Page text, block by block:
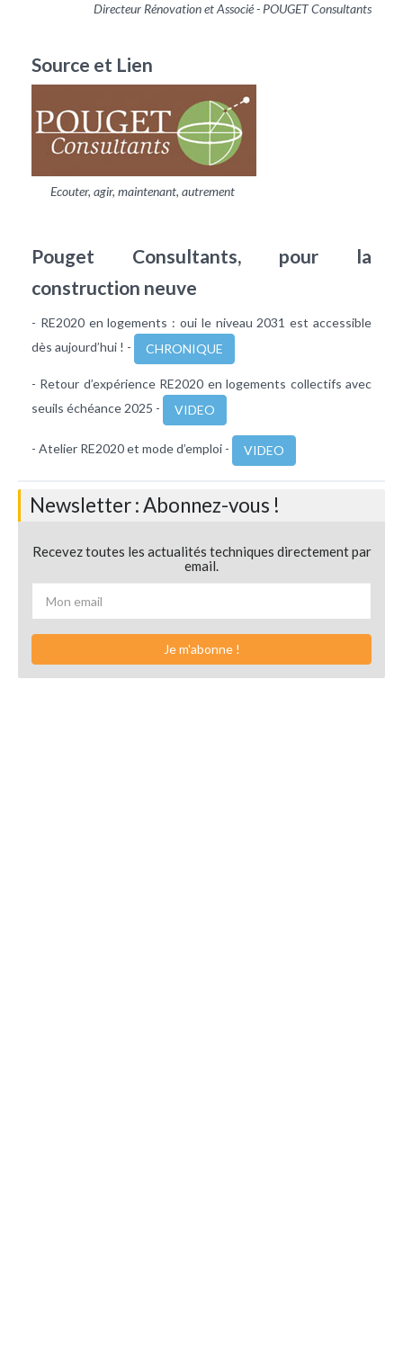
Directeur Rénovation et Associé - POUGET Consultants
Source et Lien
Ecouter, agir, maintenant, autrement
Pouget Consultants, pour la
construction neuve
- RE2020 en logements : oui le niveau 2031 est accessible
dès aujourd’hui ! -
CHRONIQUE
- Retour d’expérience RE2020 en logements collectifs avec
seuils échéance 2025 -
VIDEO
- Atelier RE2020 et mode d’emploi - VIDEO
Newsletter : Abonnez-vous !
Recevez toutes les actualités techniques directement par
email.
Je m'abonne !